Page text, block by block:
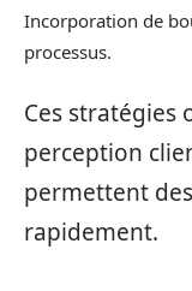
Incorporation de
processus.
Ces stratégies
perception
permettent
rapidement.